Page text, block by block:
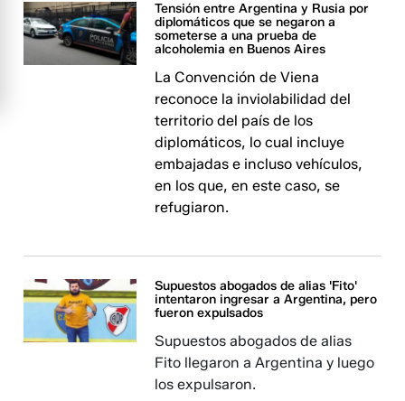
Tensión entre Argentina y Rusia por
diplomáticos que se negaron a
someterse a una prueba de
alcoholemia en Buenos Aires
La Convención de Viena
reconoce la inviolabilidad del
territorio del país de los
diplomáticos, lo cual incluye
embajadas e incluso vehículos,
en los que, en este caso, se
refugiaron.
Supuestos abogados de alias 'Fito'
intentaron ingresar a Argentina, pero
fueron expulsados
Supuestos abogados de alias
Fito llegaron a Argentina y luego
los expulsaron.